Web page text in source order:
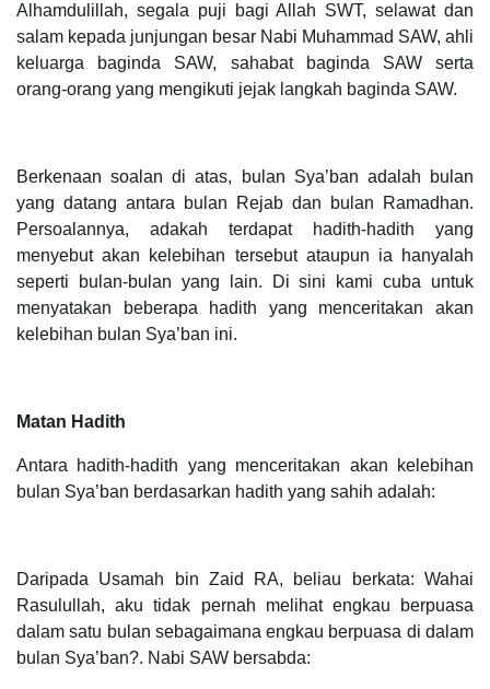
Alhamdulillah, segala puji bagi Allah SWT, selawat dan
salam kepada junjungan besar Nabi Muhammad SAW, ahli
keluarga baginda SAW, sahabat baginda SAW serta
orang-orang yang mengikuti jejak langkah baginda SAW.
Berkenaan soalan di atas, bulan Sya’ban adalah bulan
yang datang antara bulan Rejab dan bulan Ramadhan.
Persoalannya, adakah terdapat hadith-hadith yang
menyebut akan kelebihan tersebut ataupun ia hanyalah
seperti bulan-bulan yang lain. Di sini kami cuba untuk
menyatakan beberapa hadith yang menceritakan akan
kelebihan bulan Sya’ban ini.
Matan Hadith
Antara hadith-hadith yang menceritakan akan kelebihan
bulan Sya’ban berdasarkan hadith yang sahih adalah:
Daripada Usamah bin Zaid RA, beliau berkata: Wahai
Rasulullah, aku tidak pernah melihat engkau berpuasa
dalam satu bulan sebagaimana engkau berpuasa di dalam
bulan Sya’ban?. Nabi SAW bersabda: